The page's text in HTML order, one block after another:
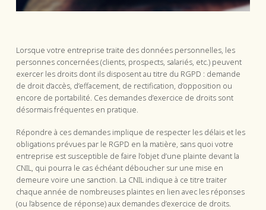
Lorsque votre entreprise traite des données personnelles, les
personnes concernées (clients, prospects, salariés, etc.) peuvent
exercer les droits dont ils disposent au titre du RGPD : demande
de droit d’accès, d’effacement, de rectification, d’opposition ou
encore de portabilité. Ces demandes d’exercice de droits sont
désormais fréquentes en pratique.
Répondre à ces demandes implique de respecter les délais et les
obligations prévues par le RGPD en la matière, sans quoi votre
entreprise est susceptible de faire l’objet d’une plainte devant la
CNIL, qui pourra le cas échéant déboucher sur une mise en
demeure voire une sanction. La CNIL indique à ce titre traiter
chaque année de nombreuses plaintes en lien avec les réponses
(ou l’absence de réponse) aux demandes d’exercice de droits.